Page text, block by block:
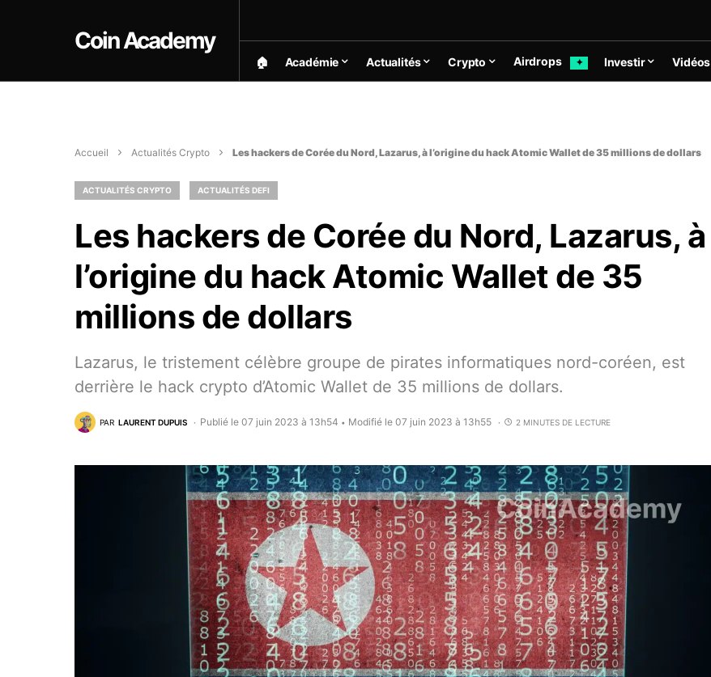
Coin Academy
🏠︎ Académie Actualités Crypto Airdrops ✦ Investir Vidéos
Accueil Actualités Crypto Les hackers de Corée du Nord, Lazarus, à l’origine du hack Atomic Wallet de 35 millions de dollars
ACTUALITÉS CRYPTO ACTUALITÉS DEFI
Les hackers de Corée du Nord, Lazarus, à
l’origine du hack Atomic Wallet de 35
millions de dollars
Lazarus, le tristement célèbre groupe de pirates informatiques nord-coréen, est
derrière le hack crypto d’Atomic Wallet de 35 millions de dollars.
PAR LAURENT DUPUIS Publié le 07 juin 2023 à 13h54 • Modifié le 07 juin 2023 à 13h55 2 MINUTES DE LECTURE